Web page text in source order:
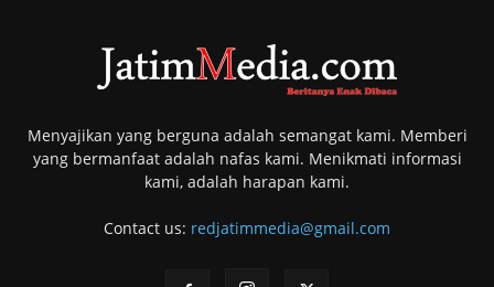
Menyajikan yang berguna adalah semangat kami. Memberi
yang bermanfaat adalah nafas kami. Menikmati informasi
kami, adalah harapan kami.
Contact us: redjatimmedia@gmail.com